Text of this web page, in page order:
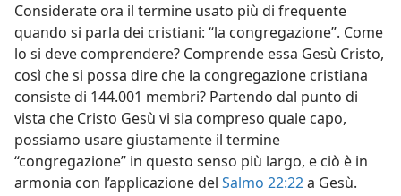
Considerate ora il termine usato più di frequente
quando si parla dei cristiani: “la congregazione”. Come
lo si deve comprendere? Comprende essa Gesù Cristo,
così che si possa dire che la congregazione cristiana
consiste di 144.001 membri? Partendo dal punto di
vista che Cristo Gesù vi sia compreso quale capo,
possiamo usare giustamente il termine
“congregazione” in questo senso più largo, e ciò è in
armonia con l’applicazione del Salmo 22:22a Gesù.